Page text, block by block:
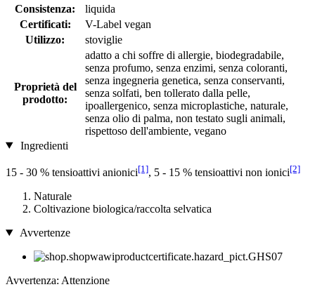
Consistenza:
liquida
Certificati:
V-Label vegan
Utilizzo:
stoviglie
Proprietà del
prodotto:
adatto a chi soffre di allergie, biodegradabile,
senza profumo, senza enzimi, senza coloranti,
senza ingegneria genetica, senza conservanti,
senza solfati, ben tollerato dalla pelle,
ipoallergenico, senza microplastiche, naturale,
senza olio di palma, non testato sugli animali,
rispettoso dell'ambiente, vegano
Ingredienti
15 - 30 % tensioattivi anionici[1], 5 - 15 % tensioattivi non ionici[2]
Naturale
Coltivazione biologica/raccolta selvatica
Avvertenze
Avvertenza: Attenzione